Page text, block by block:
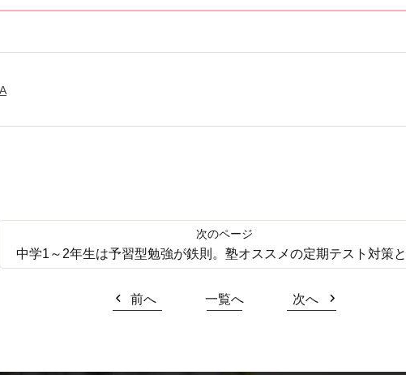
中学1～2年生は予習型勉強が鉄則。塾オススメの定期テスト対策
前へ 一覧へ 次へ